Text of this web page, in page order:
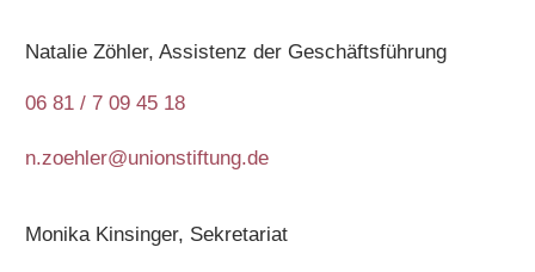
Natalie Zöhler, Assistenz der Geschäftsführung
06 81 / 7 09 45 18
n.zoehler@unionstiftung.de
Monika Kinsinger, Sekretariat